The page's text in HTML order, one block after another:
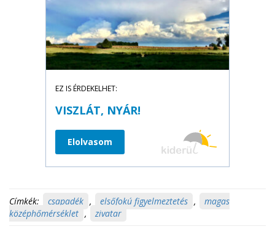
EZ IS ÉRDEKELHET:
VISZLÁT, NYÁR!
Elolvasom
Címkék: csapadék , elsőfokú figyelmeztetés ,
magas
középhőmérséklet , zivatar